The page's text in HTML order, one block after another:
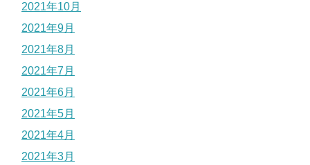
2021年10月
2021年9月
2021年8月
2021年7月
2021年6月
2021年5月
2021年4月
2021年3月